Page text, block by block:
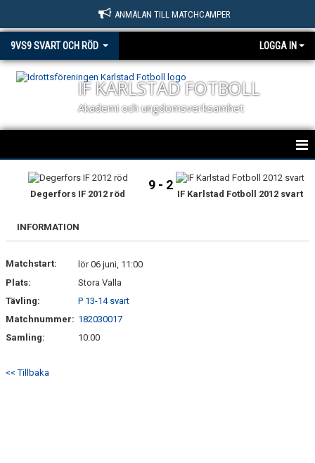
ANMÄLAN TILL MATCHCAMPER
9VS9 SVART OCH RÖD LOGGA IN
IF KARLSTAD FOTBOLL
Akademi och ungdomsverksamhet
KALENDER
MATCHER
BILDGALLERI
Degerfors IF 2012 röd
9 - 2
IF Karlstad Fotboll 2012 svart
INFORMATION
Matchstart:
lör 06 juni, 11:00
Plats:
Stora Valla
Tävling:
P 13-14 svart
Matchnummer: 182030017
Samling:
10:00
<< Tillbaka